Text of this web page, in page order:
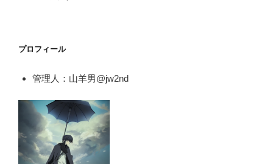
プロフィール
管理人：山羊男@jw2nd